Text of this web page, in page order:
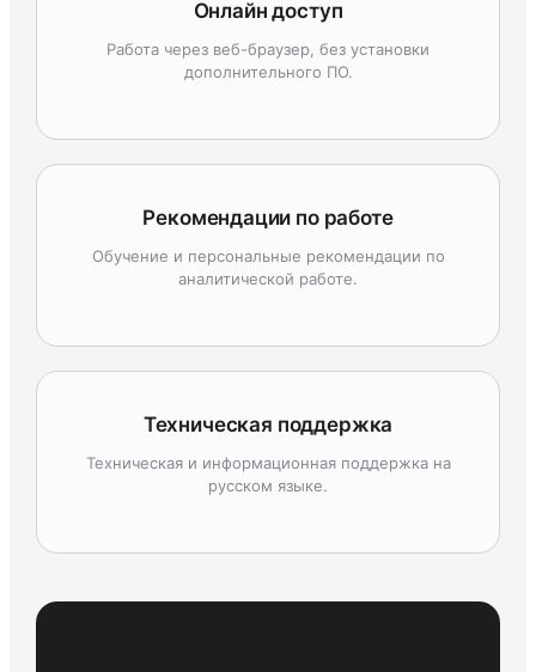
Онлайн доступ
Работа через веб-браузер, без установки
дополнительного ПО.
Рекомендации по работе
Обучение и персональные рекомендации по
аналитической работе.
Техническая поддержка
Техническая и информационная поддержка на
русском языке.